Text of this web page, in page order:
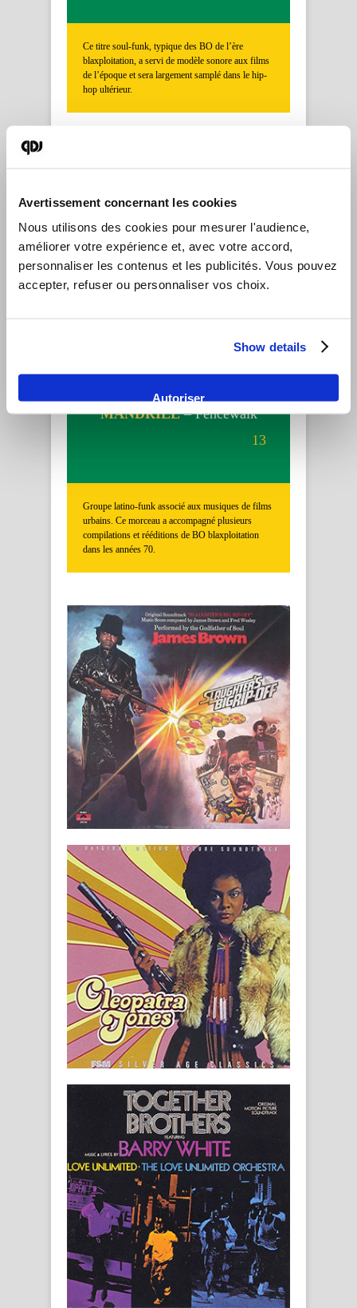
Avertissement concernant les cookies
Nous utilisons des cookies pour mesurer l'audience,
améliorer votre expérience et, avec votre accord,
personnaliser les contenus et les publicités. Vous pouvez
accepter, refuser ou personnaliser vos choix.
Show details
Autoriser
Ce titre soul-funk, typique des BO de l’ère
blaxploitation, a servi de modèle sonore aux films
de l’époque et sera largement samplé dans le hip-
hop ultérieur.
Produit par James Brown, ce morceau illustre le
MANDRILL– Fencewalk
13
Groupe latino-funk associé aux musiques de films
urbains. Ce morceau a accompagné plusieurs
compilations et rééditions de BO blaxploitation
dans les années 70.